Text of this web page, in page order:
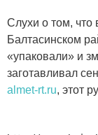
Слухи о том, что
Балтасинском
«упаковали» и
заготавливал
almet-rt.ru, этот